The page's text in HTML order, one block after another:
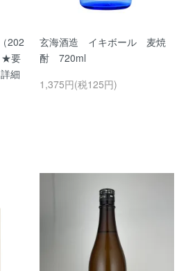
202
★要
細
玄海酒造 イキボール 麦焼
酎 720ml
1,375円(税125円)